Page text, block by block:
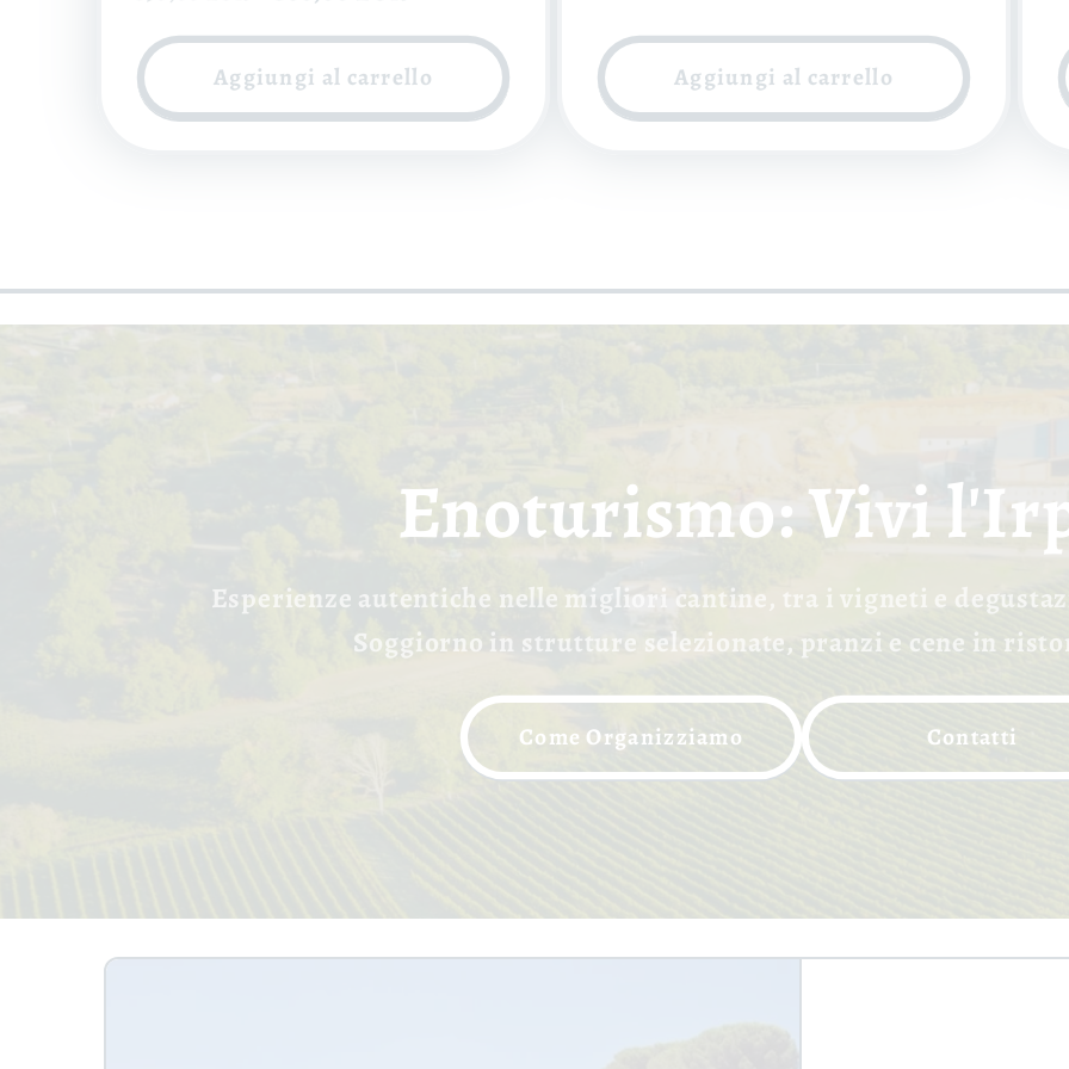
listino
Aggiungi al carrello
listino
Aggiungi al carrello
Enoturismo: Vivi
Esperienze autentiche nelle migliori cantine, tra i vigneti e
Soggiorno in strutture selezionate, pranzi e cene in
Come Organizziamo Contatti